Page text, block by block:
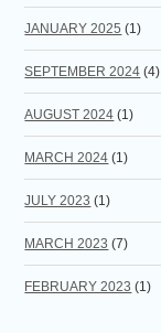
JANUARY 2025 (1)
SEPTEMBER 2024 (4)
AUGUST 2024 (1)
MARCH 2024 (1)
JULY 2023 (1)
MARCH 2023 (7)
FEBRUARY 2023 (1)